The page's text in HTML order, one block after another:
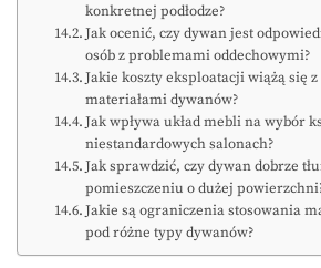
konkretnej podłodze?
Jak ocenić, czy dywan jest
osób z problemami oddechowymi?
Jakie koszty eksploatacji wiążą się
materiałami dywanów?
Jak wpływa układ mebli na wybór
niestandardowych salonach?
Jak sprawdzić, czy dywan dobrze
pomieszczeniu o dużej
Jakie są ograniczenia stosowania
pod różne typy dywanów?